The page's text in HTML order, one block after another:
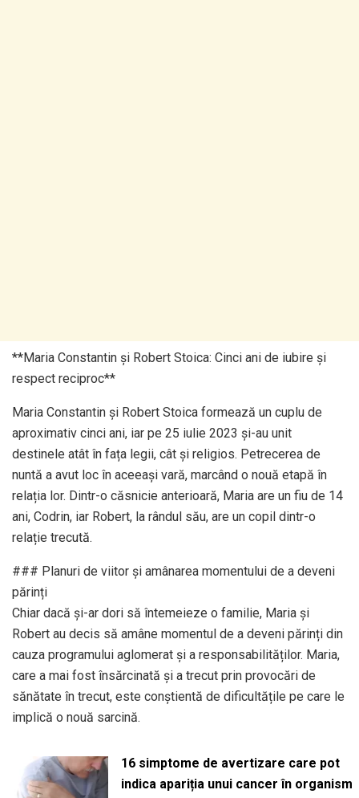
**Maria Constantin și Robert Stoica: Cinci ani de iubire și
respect reciproc**
Maria Constantin și Robert Stoica formează un cuplu de
aproximativ cinci ani, iar pe 25 iulie 2023 și-au unit
destinele atât în fața legii, cât și religios. Petrecerea de
nuntă a avut loc în aceeași vară, marcând o nouă etapă în
relația lor. Dintr-o căsnicie anterioară, Maria are un fiu de 14
ani, Codrin, iar Robert, la rândul său, are un copil dintr-o
relație trecută.
### Planuri de viitor și amânarea momentului de a deveni
părinți
Chiar dacă și-ar dori să întemeieze o familie, Maria și
Robert au decis să amâne momentul de a deveni părinți din
cauza programului aglomerat și a responsabilităților. Maria,
care a mai fost însărcinată și a trecut prin provocări de
sănătate în trecut, este conștientă de dificultățile pe care le
implică o nouă sarcină.
16 simptome de avertizare care pot
indica apariția unui cancer în organism